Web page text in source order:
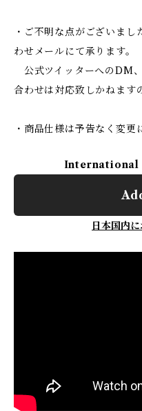
・ご不明な点がございま
わせメールにて承ります。
公式ツイッターへのDM
合わせは対応致しかねます
・商品仕様は予告なく変更
International
日本国内